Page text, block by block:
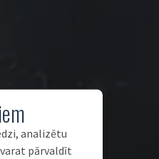
analizētu
pārvaldīt